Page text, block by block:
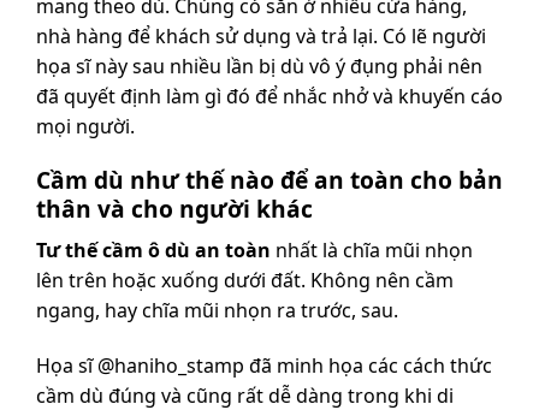
mang theo dù. Chúng có sẵn ở nhiều cửa hàng,
nhà hàng để khách sử dụng và trả lại. Có lẽ người
họa sĩ này sau nhiều lần bị dù vô ý đụng phải nên
đã quyết định làm gì đó để nhắc nhở và khuyến cáo
mọi người.
Cầm dù như thế nào để an toàn cho bản
thân và cho người khác
Tư thế cầm ô dù an toàn nhất là chĩa mũi nhọn
lên trên hoặc xuống dưới đất. Không nên cầm
ngang, hay chĩa mũi nhọn ra trước, sau.
Họa sĩ @haniho_stamp đã minh họa các cách thức
cầm dù đúng và cũng rất dễ dàng trong khi di